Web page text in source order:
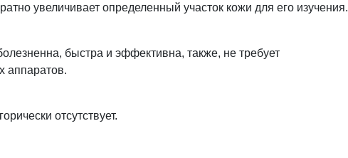
увеличивает определенный участок кожи для его изучения.
быстра и эффективна, также, не требует
аппаратов.
отсутствует.